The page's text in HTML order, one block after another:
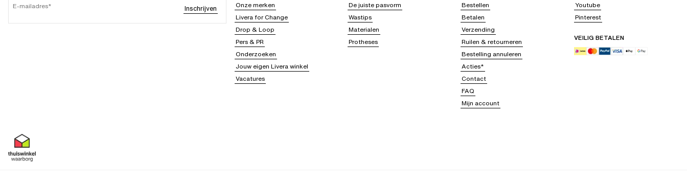
E-mailadres Inschrijven
Onze merken
Livera for Change
Drop & Loop
Pers & PR
Onderzoeken
Jouw eigen Livera winkel
Vacatures
De juiste pasvorm
Wastips
Materialen
Protheses
Bestellen
Betalen
Verzending
Ruilen & retourneren
Bestelling annuleren
Acties*
Contact
FAQ
Mijn account
Youtube
Pinterest
VEILIG BETALEN